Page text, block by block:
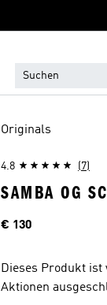
Originals
4.8 (7)
SAMBA OG
Preis
€ 130
Dieses Produkt ist
Aktionen